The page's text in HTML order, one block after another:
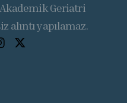
Geriatri
alıntı yapılamaz.